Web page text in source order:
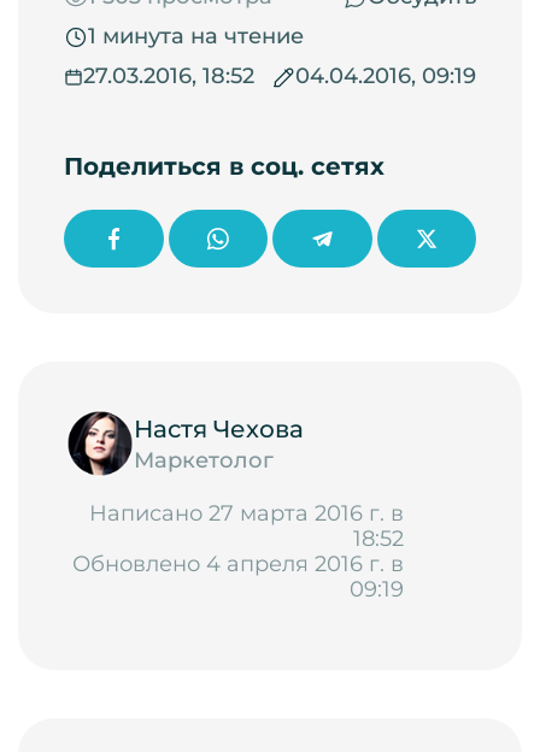
1 минута на чтение
27.03.2016, 18:52
04.04.2016, 09:19
Поделиться в соц. сетях
Настя Чехова
Маркетолог
Написано 27 марта 2016 г. в
18:52
Обновлено 4 апреля 2016 г. в
09:19